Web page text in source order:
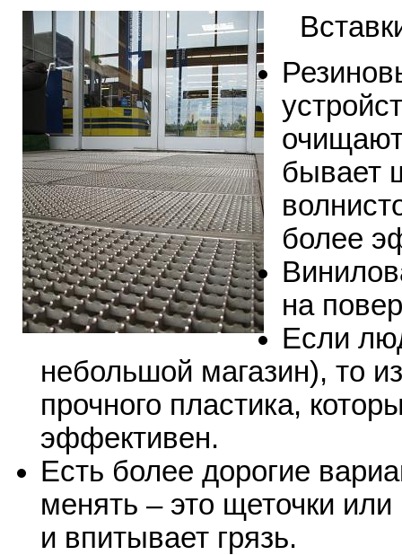
бывает
более
на
Если
небольшой магазин), то
прочного пластика,
эффективен.
Есть более дорогие
менять – это щеточки или
и впитывает грязь.